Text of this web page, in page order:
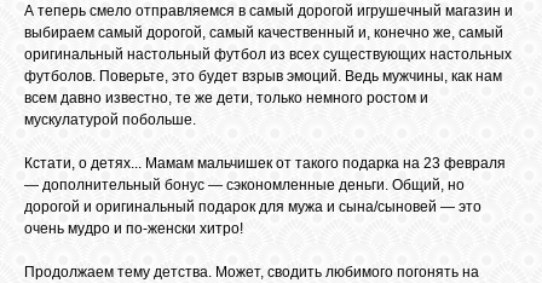
УСПЕХ
ВХОД
А теперь смело отправляемся в самый дорогой игрушечный магазин и
выбираем самый дорогой, самый качественный и, конечно же, самый
оригинальный настольный футбол из всех существующих настольных
футболов. Поверьте, это будет взрыв эмоций. Ведь мужчины, как нам
всем давно известно, те же дети, только немного ростом и
мускулатурой побольше.
Кстати, о детях... Мамам мальчишек от такого подарка на 23 февраля
— дополнительный бонус — сэкономленные деньги. Общий, но
дорогой и оригинальный подарок для мужа и сына/сыновей — это
очень мудро и по-женски хитро!
Продолжаем тему детства. Может, сводить любимого погонять на